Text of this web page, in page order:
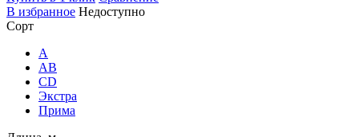
В избранное Недоступно
Сорт
A
AB
CD
Экстра
Прима